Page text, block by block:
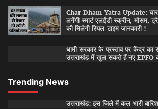
Char Dham Yatra Update:
लगेंगी स्मार्ट एलईडी स्क्रीन,
की मिलेगी रियल-टाइम जानकारी !
धामी सरकार के प्रस्ताव पर केंद्र का
उत्तराखंड में खुल सकते हैं नए EPFO
Trending News
उत्तराखंड: इस जिले में कल भारी